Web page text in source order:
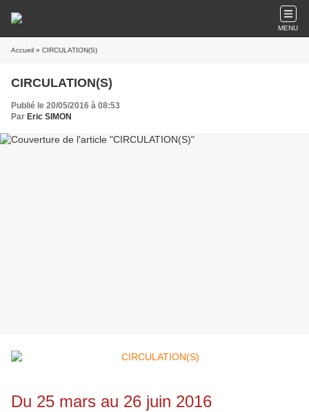
MENU
Accueil » CIRCULATION(S)
CIRCULATION(S)
Publié le 20/05/2016 à 08:53
Par Eric SIMON
Du 25 mars au 26 juin 2016